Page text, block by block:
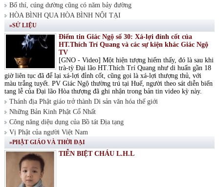
Bố thí, cúng dường cũng có năm bảy đường
HÒA BÌNH QUA HÒA BÌNH NỘI TẠI
»SỬ LIỆU
Điểm tin Giác Ngộ số 30: Xá-lợi đỉnh cốt của
HT.Thích Trí Quang và các sự kiện khác Giác Ngộ
TV
[GNO - Video] Một hiện tượng hiếm thấy, đó là sau khi
trà-tỳ Đại lão HT.Thích Trí Quang như di huấn gần 18
giờ liên tục đã để lại xá-lợi đỉnh cốt, cũng gọi là xá-lợi thượng thủ, với
màu trắng tuyết. PV Giác Ngộ thường trú tại Huế, người theo sát diễn biến
tang lễ của Đại lão Hòa thượng đã ghi nhận trong bản tin video kỳ này.
Thánh địa Phật giáo trở thành Di sản văn hóa thế giới
Những Bản Kinh Phật Cổ Nhất
Công năng diệu dụng của Bồ tát Địa tạng
Vị Phật của người Việt Nam
»PHẬT GIÁO VÀ THỜI ĐẠI
TIỄN BIỆT CHÁU L.H.L